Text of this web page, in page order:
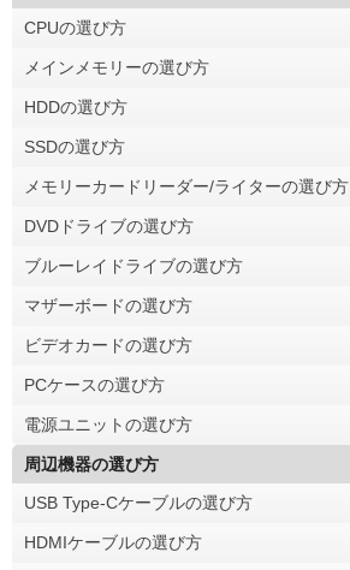
CPUの選び方
メインメモリーの選び方
HDDの選び方
SSDの選び方
メモリーカードリーダー/ライターの選び方
DVDドライブの選び方
ブルーレイドライブの選び方
マザーボードの選び方
ビデオカードの選び方
PCケースの選び方
電源ユニットの選び方
周辺機器の選び方
USB Type-Cケーブルの選び方
HDMIケーブルの選び方